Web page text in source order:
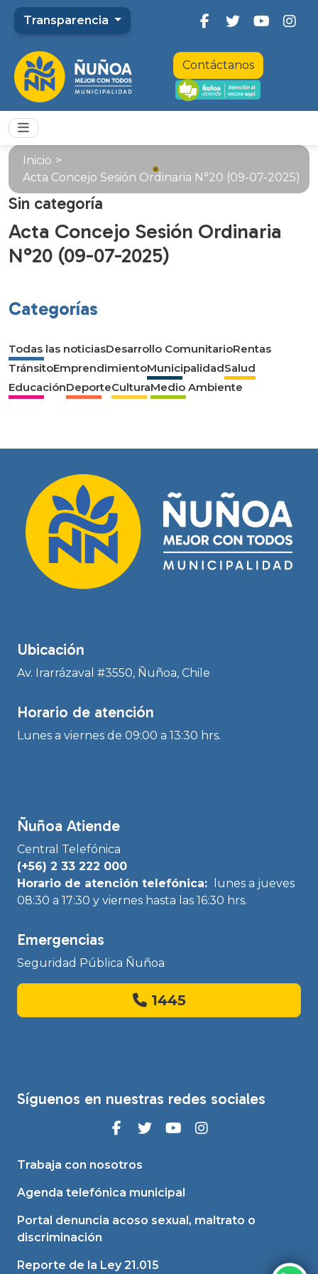
Transparencia
Contáctanos
Inicio >
Acta Concejo Sesión Ordinaria N°20 (09-07-2025)
Sin categoría
Acta Concejo Sesión Ordinaria
N°20 (09-07-2025)
Categorías
Todas las noticiasDesarrollo ComunitarioRentas
TránsitoEmprendimientoMunicipalidadSalud
EducaciónDeporteCulturaMedio Ambiente
Ubicación
Av. Irarrázaval #3550, Ñuñoa, Chile
Horario de atención
Lunes a viernes de 09:00 a 13:30 hrs.
Ñuñoa Atiende
Central Telefónica
(+56) 2 33 222 000
Horario de atención telefónica:
lunes a jueves
08:30 a 17:30 y viernes hasta las 16:30 hrs.
Emergencias
Seguridad Pública Ñuñoa
1445
Síguenos en nuestras redes sociales
Trabaja con nosotros
Agenda telefónica municipal
Portal denuncia acoso sexual, maltrato o
discriminación
Reporte de la Ley 21.015